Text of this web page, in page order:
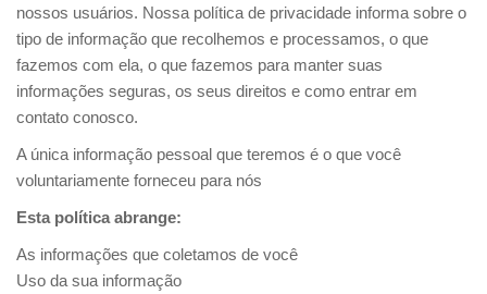
nossos usuários. Nossa política de privacidade informa sobre o
tipo de informação que recolhemos e processamos, o que
fazemos com ela, o que fazemos para manter suas
informações seguras, os seus direitos e como entrar em
contato conosco.
A única informação pessoal que teremos é o que você
voluntariamente forneceu para nós
Esta política abrange:
As informações que coletamos de você
Uso da sua informação